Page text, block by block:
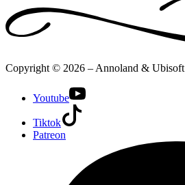
Copyright © 2026 – Annoland & Ubisoft
Youtube
Tiktok
Patreon